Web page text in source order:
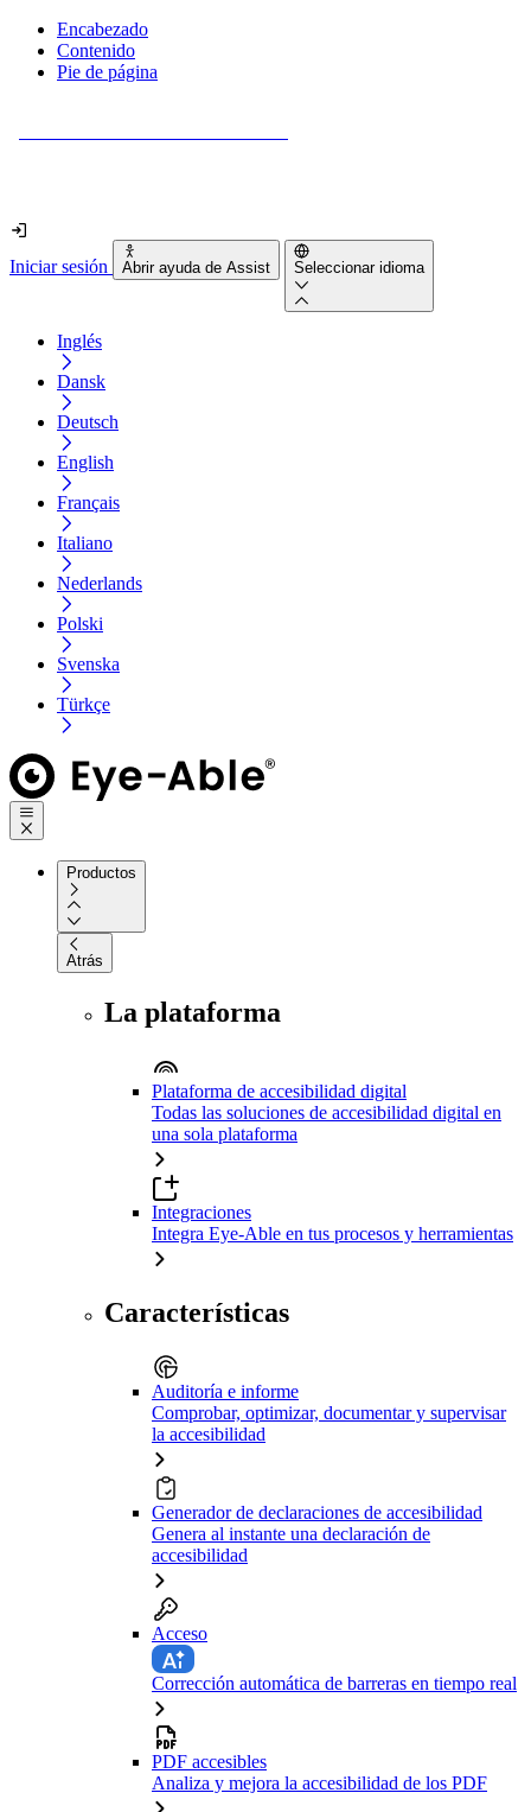
Encabezado
Contenido
Pie de página
Iniciar sesión Abrir ayuda de Assist Seleccionar idioma
Inglés
Dansk
Deutsch
English
Français
Italiano
Nederlands
Polski
Svenska
Türkçe
Productos
Atrás
La plataforma
Plataforma de accesibilidad digital
Todas las soluciones de accesibilidad digital en
una sola plataforma
Integraciones
Integra Eye-Able en tus procesos y herramientas
Características
Auditoría e informe
Comprobar, optimizar, documentar y supervisar
la accesibilidad
Generador de declaraciones de accesibilidad
Genera al instante una declaración de
accesibilidad
Acceso
Corrección automática de barreras en tiempo real
PDF accesibles
Analiza y mejora la accesibilidad de los PDF